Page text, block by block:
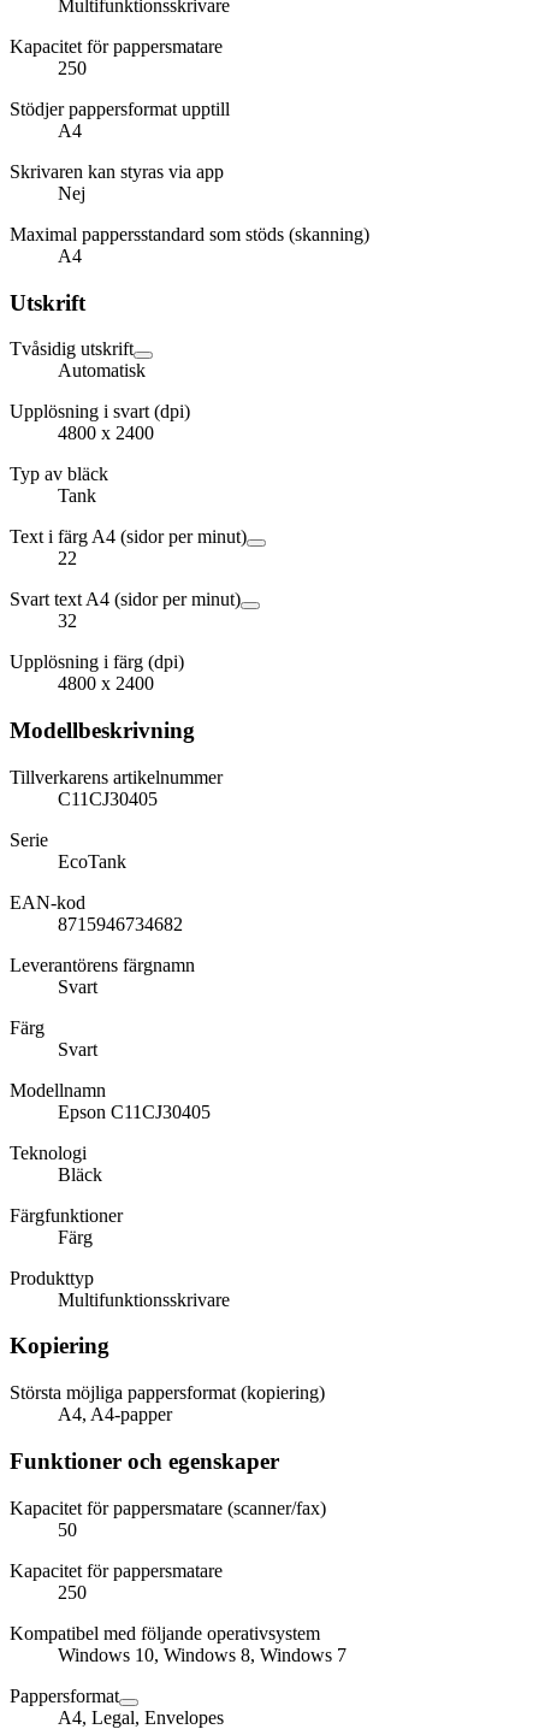
Multifunktionsskrivare
Kapacitet för pappersmatare
250
Stödjer pappersformat upptill
A4
Skrivaren kan styras via app
Nej
Maximal pappersstandard som stöds (skanning)
A4
Utskrift
Tvåsidig utskrift
Automatisk
Upplösning i svart (dpi)
4800 x 2400
Typ av bläck
Tank
Text i färg A4 (sidor per minut)
22
Svart text A4 (sidor per minut)
32
Upplösning i färg (dpi)
4800 x 2400
Modellbeskrivning
Tillverkarens artikelnummer
C11CJ30405
Serie
EcoTank
EAN-kod
8715946734682
Leverantörens färgnamn
Svart
Färg
Svart
Modellnamn
Epson C11CJ30405
Teknologi
Bläck
Färgfunktioner
Färg
Produkttyp
Multifunktionsskrivare
Kopiering
Största möjliga pappersformat (kopiering)
A4, A4-papper
Funktioner och egenskaper
Kapacitet för pappersmatare (scanner/fax)
50
Kapacitet för pappersmatare
250
Kompatibel med följande operativsystem
Windows 10, Windows 8, Windows 7
Pappersformat
A4, Legal, Envelopes